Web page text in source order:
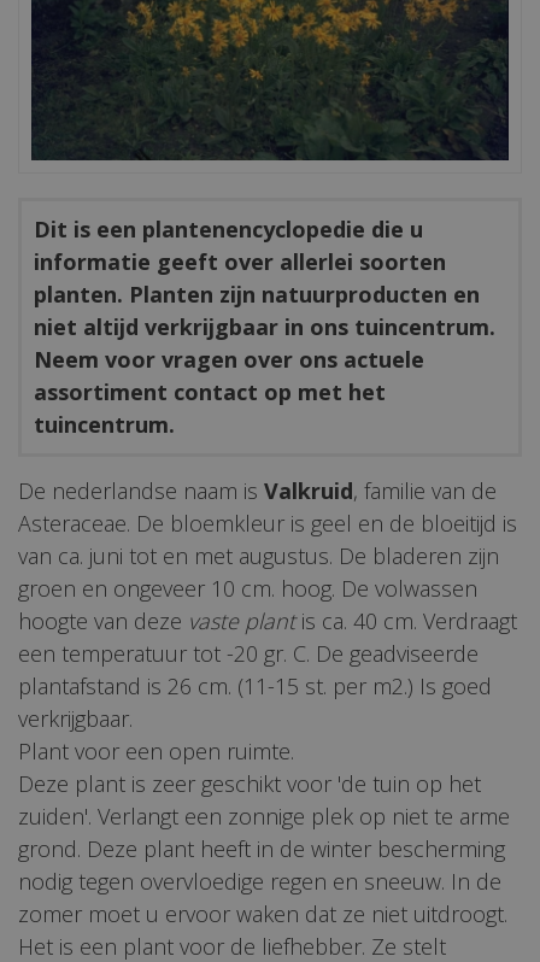
Dit is een plantenencyclopedie die u
informatie geeft over allerlei soorten
planten. Planten zijn natuurproducten en
niet altijd verkrijgbaar in ons tuincentrum.
Neem voor vragen over ons actuele
assortiment contact op met het
tuincentrum.
De nederlandse naam is Valkruid, familie van de
Asteraceae. De bloemkleur is geel en de bloeitijd is
van ca. juni tot en met augustus. De bladeren zijn
groen en ongeveer 10 cm. hoog. De volwassen
hoogte van deze vaste plantis ca. 40 cm. Verdraagt
een temperatuur tot -20 gr. C. De geadviseerde
plantafstand is 26 cm. (11-15 st. per m2.) Is goed
verkrijgbaar.
Plant voor een open ruimte.
Deze plant is zeer geschikt voor 'de tuin op het
zuiden'. Verlangt een zonnige plek op niet te arme
grond. Deze plant heeft in de winter bescherming
nodig tegen overvloedige regen en sneeuw. In de
zomer moet u ervoor waken dat ze niet uitdroogt.
Het is een plant voor de liefhebber. Ze stelt